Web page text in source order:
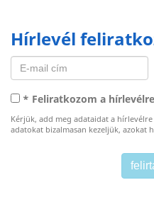
Hírlevél
* Feliratkozom a
Kérjük, add meg adataidat a
adatokat bizalmasan kezeljük, azokat